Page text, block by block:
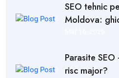
SEO tehnic
Moldova:
Parasite
risc major?